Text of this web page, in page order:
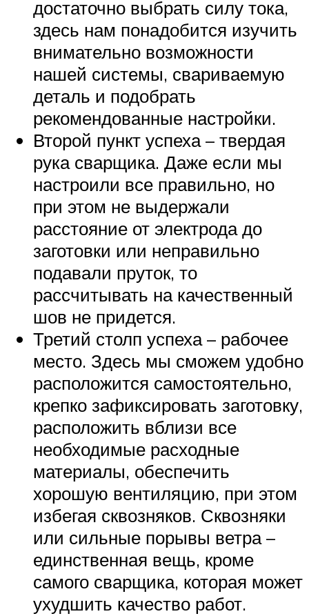
достаточно выбрать силу тока,
здесь нам понадобится изучить
внимательно возможности
нашей системы, свариваемую
деталь и подобрать
рекомендованные настройки.
Второй пункт успеха – твердая
рука сварщика. Даже если мы
настроили все правильно, но
при этом не выдержали
расстояние от электрода до
заготовки или неправильно
подавали пруток, то
рассчитывать на качественный
шов не придется.
Третий столп успеха – рабочее
место. Здесь мы сможем удобно
расположится самостоятельно,
крепко зафиксировать заготовку,
расположить вблизи все
необходимые расходные
материалы, обеспечить
хорошую вентиляцию, при этом
избегая сквозняков. Сквозняки
или сильные порывы ветра –
единственная вещь, кроме
самого сварщика, которая может
ухудшить качество работ.